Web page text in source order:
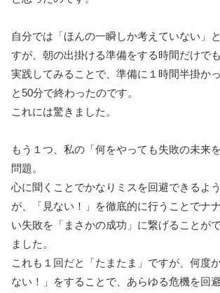
自分では「ほんの一瞬しか考えていない」
すが、朝の出掛ける準備をする時間だけで
実践してみることで、準備に１時間半掛か
と50分で終わったのです。
これには驚きました。
もう１つ、私の「何をやっても失敗の未来
問題。
心に聞くことでかなりミスを回避できるよ
が、「見ない！」を徹底的に行うことでナ
い失敗を「まさかの成功」に繋げることが
ました。
これも１回だと「たまたま」ですが、何度
ない！」をすることで、あらゆる危機を回